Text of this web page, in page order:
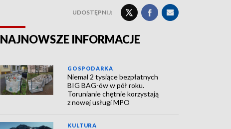
UDOSTĘPNIJ:
NAJNOWSZE INFORMACJE
GOSPODARKA
Niemal 2 tysiące bezpłatnych
BIG BAG-ów w pół roku.
Torunianie chętnie korzystają
z nowej usługi MPO
KULTURA